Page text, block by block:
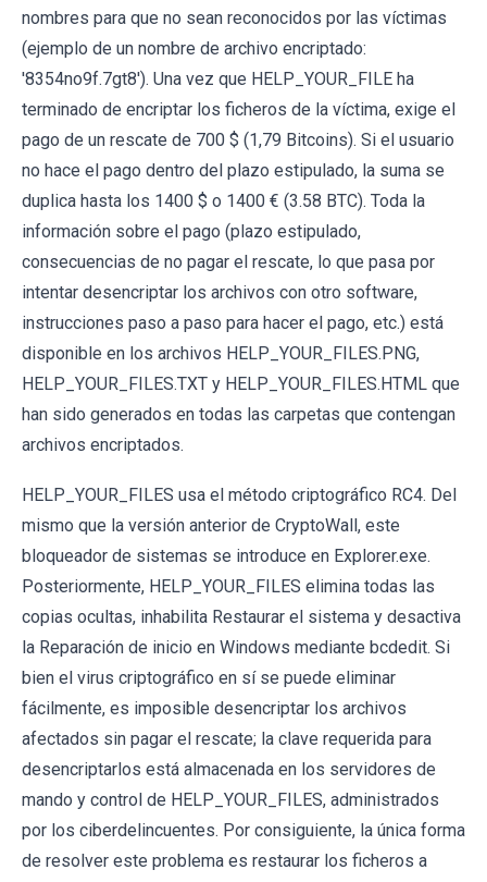
nombres para que no sean reconocidos por las víctimas
(ejemplo de un nombre de archivo encriptado:
'8354no9f.7gt8'). Una vez que HELP_YOUR_FILE ha
terminado de encriptar los ficheros de la víctima, exige el
pago de un rescate de 700 $ (1,79 Bitcoins). Si el usuario
no hace el pago dentro del plazo estipulado, la suma se
duplica hasta los 1400 $ o 1400 € (3.58 BTC). Toda la
información sobre el pago (plazo estipulado,
consecuencias de no pagar el rescate, lo que pasa por
intentar desencriptar los archivos con otro software,
instrucciones paso a paso para hacer el pago, etc.) está
disponible en los archivos HELP_YOUR_FILES.PNG,
HELP_YOUR_FILES.TXT y HELP_YOUR_FILES.HTML que
han sido generados en todas las carpetas que contengan
archivos encriptados.
HELP_YOUR_FILES usa el método criptográfico RC4. Del
mismo que la versión anterior de CryptoWall, este
bloqueador de sistemas se introduce en Explorer.exe.
Posteriormente, HELP_YOUR_FILES elimina todas las
copias ocultas, inhabilita Restaurar el sistema y desactiva
la Reparación de inicio en Windows mediante bcdedit. Si
bien el virus criptográfico en sí se puede eliminar
fácilmente, es imposible desencriptar los archivos
afectados sin pagar el rescate; la clave requerida para
desencriptarlos está almacenada en los servidores de
mando y control de HELP_YOUR_FILES, administrados
por los ciberdelincuentes. Por consiguiente, la única forma
de resolver este problema es restaurar los ficheros a